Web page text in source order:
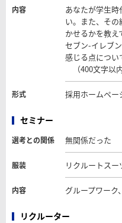
内容
あなたが学生時
い。また、その
かせるかを教え
セブン-イレブ
感じる点につい
（400文字以内
形式 採用ホームペー
セミナー
選考との関係 無関係だった
服装 リクルートスー
内容 グループワーク
リクルーター